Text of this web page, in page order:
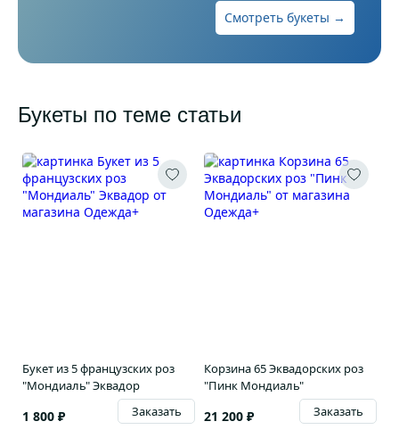
Смотреть букеты →
Букеты по теме статьи
Букет из 5 французских роз
"Мондиаль" Эквадор
1 800 ₽ Заказать
Корзина 65 Эквадорских роз
"Пинк Мондиаль"
21 200 ₽ Заказать